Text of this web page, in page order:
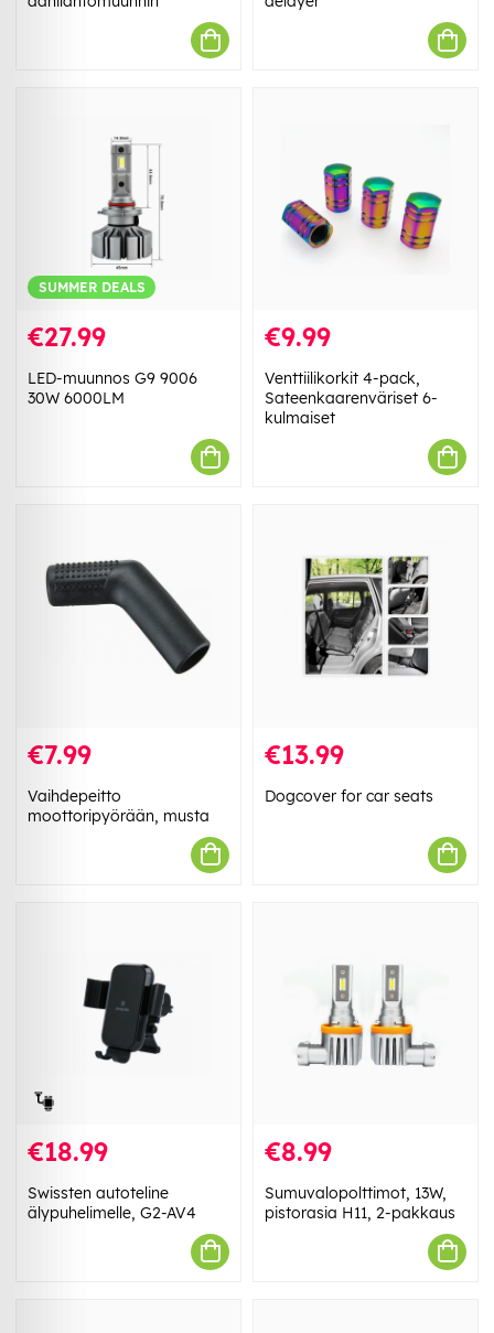
SUMMER DEALS
€27.99
LED-muunnos G9 9006
30W 6000LM
€9.99
Venttiilikorkit 4-pack,
Sateenkaarenväriset 6-
kulmaiset
€7.99
Vaihdepeitto
moottoripyörään, musta
€13.99
Dogcover for car seats
€18.99
Swissten autoteline
älypuhelimelle, G2-AV4
€8.99
Sumuvalopolttimot, 13W,
pistorasia H11, 2-pakkaus